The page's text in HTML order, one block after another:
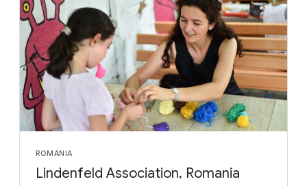
ROMANIA
Lindenfeld Association, Romania